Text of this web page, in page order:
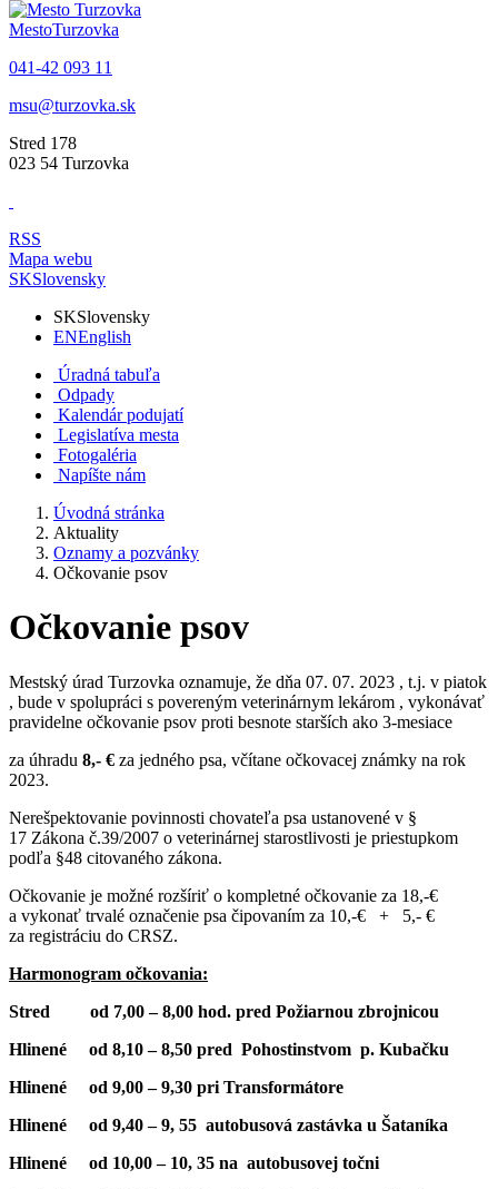
MestoTurzovka
041-42 093 11
msu@turzovka.sk
Stred 178
023 54 Turzovka
RSS
Mapa webu
SKSlovensky
SKSlovensky
ENEnglish
Úradná tabuľa
Odpady
Kalendár podujatí
Legislatíva mesta
Fotogaléria
Napíšte nám
Úvodná stránka
Aktuality
Oznamy a pozvánky
Očkovanie psov
Očkovanie psov
Mestský úrad Turzovka oznamuje, že dňa 07. 07. 2023 , t.j. v piatok
, bude v spolupráci s povereným veterinárnym lekárom , vykonávať
pravidelne očkovanie psov proti besnote starších ako 3-mesiace
za úhradu 8,- € za jedného psa, včítane očkovacej známky na rok
2023.
Nerešpektovanie povinnosti chovateľa psa ustanovené v §
17 Zákona č.39/2007 o veterinárnej starostlivosti je priestupkom
podľa §48 citovaného zákona.
Očkovanie je možné rozšíriť o kompletné očkovanie za 18,-€
a vykonať trvalé označenie psa čipovaním za 10,-€ + 5,- €
za registráciu do CRSZ.
Harmonogram očkovania:
Stred od 7,00 – 8,00 hod. pred Požiarnou zbrojnicou
Hlinené od 8,10 – 8,50 pred Pohostinstvom p. Kubačku
Hlinené od 9,00 – 9,30 pri Transformátore
Hlinené od 9,40 – 9, 55 autobusová zastávka u Šataníka
Hlinené od 10,00 – 10, 35 na autobusovej točni